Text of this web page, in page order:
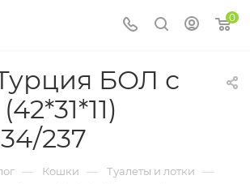
0
БОЛ с
237
— Кошки — Туалеты и лотки —